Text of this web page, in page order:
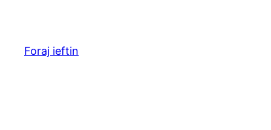
content
Foraj ieftin